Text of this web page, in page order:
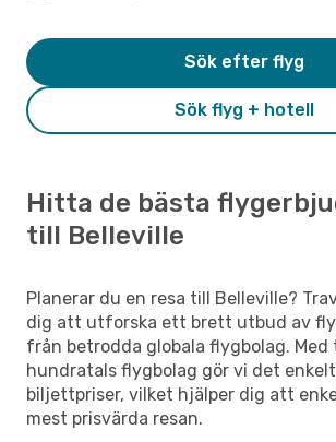
Sök flyg + hotell
Sök efter flyg
Hitta de bästa
till Belleville
Planerar du en resa till Belleville?
dig att utforska ett brett utbud av
från betrodda globala flygbolag.
hundratals flygbolag gör vi det
biljettpriser, vilket hjälper dig att
mest prisvärda resan.